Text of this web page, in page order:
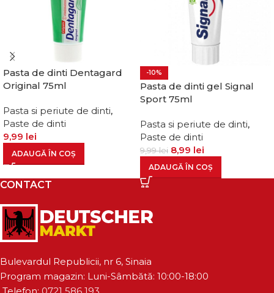
Pasta de dinti Dentagard
Original 75ml
Pasta si periute de dinti,
Paste de dinti
9,99 lei
ADAUGĂ ÎN COȘ
-10%
Pasta de dinti gel Signal
Sport 75ml
Pasta si periute de dinti,
Paste de dinti
9,99lei 8,99 lei
ADAUGĂ ÎN COȘ
CONTACT
Bulevardul Republicii, nr 6, Sinaia
Program magazin: Luni-Sâmbătă: 10:00-18:00
Telefon: 0721 586 193